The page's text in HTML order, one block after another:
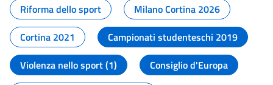
Riforma dello sport
Milano Cortina 2026
Cortina 2021
Campionati studenteschi 2019
Violenza nello sport (1)
Consiglio d'Europa